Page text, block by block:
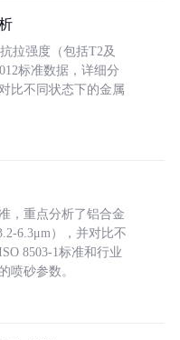
拉强度（包括T2及
标准数据，详细分
比不同状态下的金属
，重点分析了铝合金
6.3μm），并对比不
8503-1标准和行业
喷砂参数。